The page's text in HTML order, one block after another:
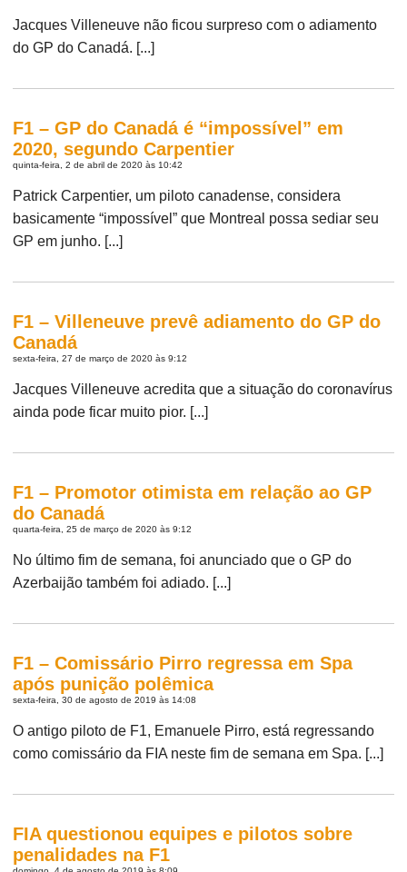
Jacques Villeneuve não ficou surpreso com o adiamento
do GP do Canadá. [...]
F1 – GP do Canadá é “impossível” em
2020, segundo Carpentier
quinta-feira, 2 de abril de 2020 às 10:42
Patrick Carpentier, um piloto canadense, considera
basicamente “impossível” que Montreal possa sediar seu
GP em junho. [...]
F1 – Villeneuve prevê adiamento do GP do
Canadá
sexta-feira, 27 de março de 2020 às 9:12
Jacques Villeneuve acredita que a situação do coronavírus
ainda pode ficar muito pior. [...]
F1 – Promotor otimista em relação ao GP
do Canadá
quarta-feira, 25 de março de 2020 às 9:12
No último fim de semana, foi anunciado que o GP do
Azerbaijão também foi adiado. [...]
F1 – Comissário Pirro regressa em Spa
após punição polêmica
sexta-feira, 30 de agosto de 2019 às 14:08
O antigo piloto de F1, Emanuele Pirro, está regressando
como comissário da FIA neste fim de semana em Spa. [...]
FIA questionou equipes e pilotos sobre
penalidades na F1